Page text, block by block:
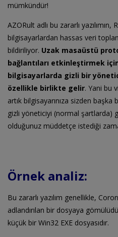
mümkündür!
AZORult adlı bu zararlı yazılımın,
bilgisayarlardan hassas veri
bildiriliyor. Uzak masaüstü
bağlantıları etkinleştirmek
bilgisayarlarda gizli bir
özellikle birlikte gelir. Yani bu
artık bilgisayarınıza sizden
gizli yöneticiyi (normal şartlarda)
olduğunuz müddetçe istediği
Örnek analiz:
Bu zararlı yazılım genellikle,
adlandırılan bir dosyaya
küçük bir Win32 EXE dosyasıdır.